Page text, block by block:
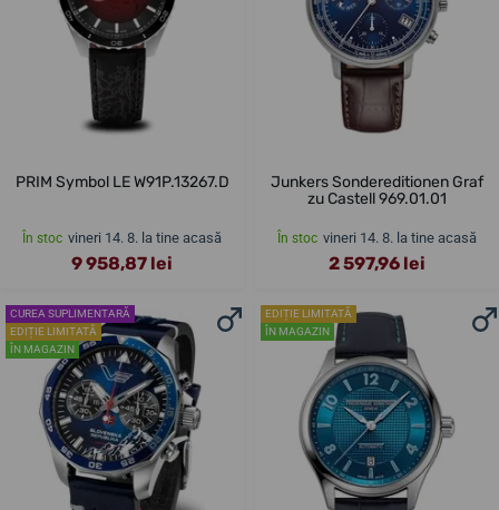
PRIM Symbol LE W91P.13267.D
În stoc vineri 14. 8. la tine acasă
9 958,87 lei
Junkers Sondereditionen Graf
zu Castell 969.01.01
În stoc vineri 14. 8. la tine acasă
2 597,96 lei
CUREA SUPLIMENTARĂ
EDIȚIE LIMITATĂ
ÎN MAGAZIN
EDIȚIE LIMITATĂ
ÎN MAGAZIN